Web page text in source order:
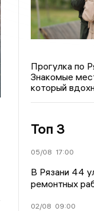
Прогулка по
Знакомые
который
Топ 3
05/08 17:00
В Рязани 44
ремонтных
02/08 09:00